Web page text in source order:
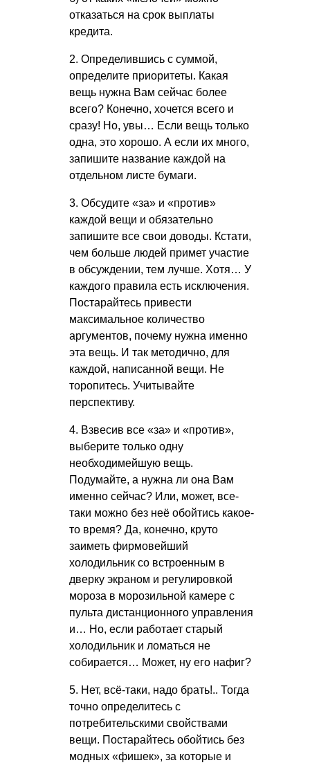
отказаться на срок выплаты
кредита.
2. Определившись с суммой,
определите приоритеты. Какая
вещь нужна Вам сейчас более
всего? Конечно, хочется всего и
сразу! Но, увы… Если вещь только
одна, это хорошо. А если их много,
запишите название каждой на
отдельном листе бумаги.
3. Обсудите «за» и «против»
каждой вещи и обязательно
запишите все свои доводы. Кстати,
чем больше людей примет участие
в обсуждении, тем лучше. Хотя… У
каждого правила есть исключения.
Постарайтесь привести
максимальное количество
аргументов, почему нужна именно
эта вещь. И так методично, для
каждой, написанной вещи. Не
торопитесь. Учитывайте
перспективу.
4. Взвесив все «за» и «против»,
выберите только одну
необходимейшую вещь.
Подумайте, а нужна ли она Вам
именно сейчас? Или, может, все-
таки можно без неё обойтись какое-
то время? Да, конечно, круто
заиметь фирмовейший
холодильник со встроенным в
дверку экраном и регулировкой
мороза в морозильной камере с
пульта дистанционного управления
и… Но, если работает старый
холодильник и ломаться не
собирается… Может, ну его нафиг?
5. Нет, всё-таки, надо брать!.. Тогда
точно определитесь с
потребительскими свойствами
вещи. Постарайтесь обойтись без
модных «фишек», за которые и